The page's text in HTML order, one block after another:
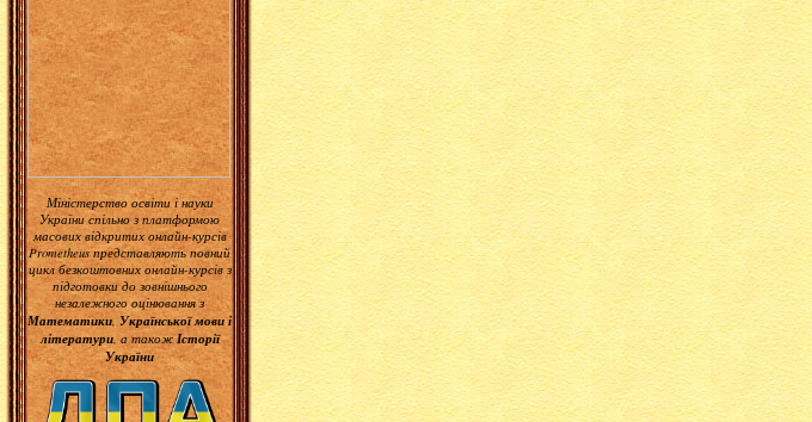
Міністерство освіти і науки
України спільно з платформою
масових відкритих онлайн-курсів
Prometheus представляють повний
цикл безкоштовних онлайн-курсів з
підготовки до зовнішнього
незалежного оцінювання з
Математики, Української мови і
літератури, а такожІсторії
України